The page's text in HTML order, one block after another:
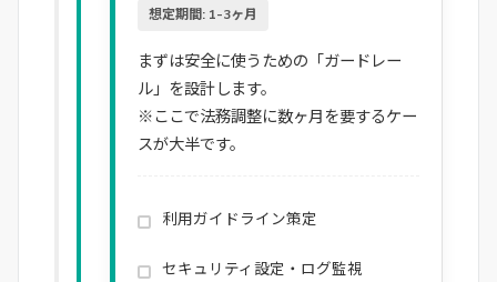
想定期間: 1-3ヶ月
まずは安全に使うための「ガードレー
ル」を設計します。
※ここで法務調整に数ヶ月を要するケー
スが大半です。
利用ガイドライン策定
セキュリティ設定・ログ監視